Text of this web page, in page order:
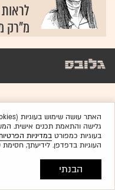
מ"רק
גלישה והתאמת תכנים אישית.
בעוגיות כמפורטבמדיניות
העוגיות בדפדפן. לידיעתך,
הבנתי